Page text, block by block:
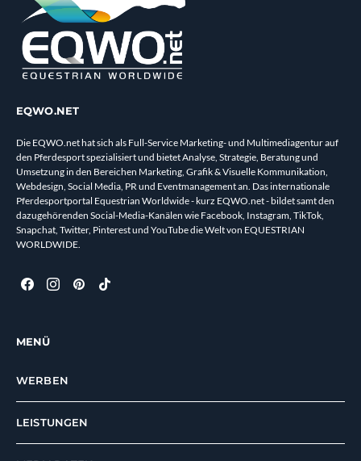
EQWO.NET
Die EQWO.net hat sich als Full-Service Marketing- und Multimediagentur auf
den Pferdesport spezialisiert und bietet Analyse, Strategie, Beratung und
Umsetzung in den Bereichen Marketing, Grafik & Visuelle Kommunikation,
Webdesign, Social Media, PR und Eventmanagement an. Das internationale
Pferdesportportal Equestrian Worldwide - kurz EQWO.net - bildet samt den
dazugehörenden Social-Media-Kanälen wie Facebook, Instagram, TikTok,
Snapchat, Twitter, Pinterest und YouTube die Welt von EQUESTRIAN
WORLDWIDE.
MENÜ
WERBEN
LEISTUNGEN